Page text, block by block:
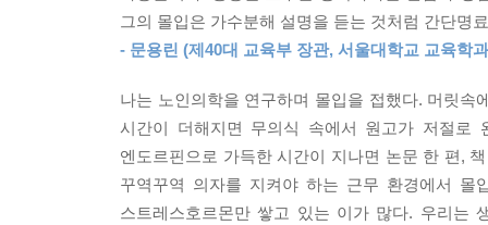
있는 몰입 훈련 방법을 소개한다. 약한 몰입 3단
한 몰입 3단계는 약한 몰입 3단계를 끝낸 사람들
약한 몰입 1단계를 반복하면 슬로싱킹을 익힐 수
에 숙달하면 문제해결력과 도전정신이 비약적으
문제들을 해결하며 두각을 드러낼 수 있다. 강한
수 있는 절대적 최선을 다하는 법을 알게 된다. 1
내 안의 천재성, 창의성, 생산성을 깨우는 궁극의
1장 ‘Work Hard에서 Think Hard로 생각을 이동
법칙과 저자 본인, 세기의 천재들, 초중학생들의
2장 ‘본격적인 몰입을 시도하기 위하여’는 몰
몰입의 과정과 이론, 법칙들을 설명하고 몰입 시
그의 몰입은 가수분해 설명을 듣는 것처럼 간단명
- 문용린 (제40대 교육부 장관, 서울대학교 교육학
나는 노인의학을 연구하며 몰입을 접했다. 머릿
시간이 더해지면 무의식 속에서 원고가 저절로
엔도르핀으로 가득한 시간이 지나면 논문 한 편,
꾸역꾸역 의자를 지켜야 하는 근무 환경에서 몰
스트레스호르몬만 쌓고 있는 이가 많다. 우리는